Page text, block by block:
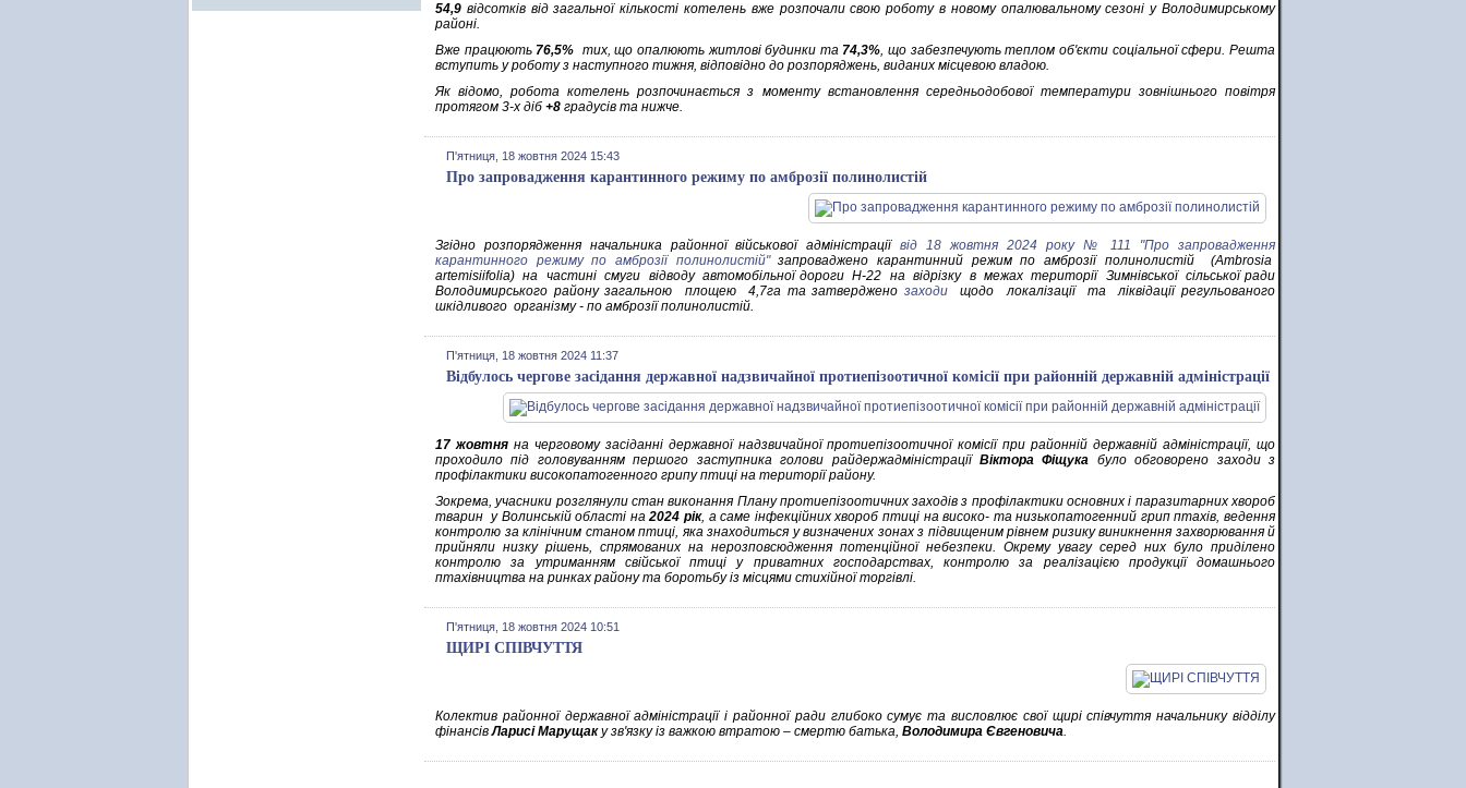
54,9 відсотків від загальної кількості котелень вже розпочали свою роботу в новому опалювальному сезоні у Володимирському
районі.
Вже працюють 76,5% тих, що опалюють житлові будинки та 74,3%, що забезпечують теплом об'єкти соціальної сфери. Решта
вступить у роботу з наступного тижня, відповідно до розпоряджень, виданих місцевою владою.
Як відомо, робота котелень розпочинається з моменту встановлення середньодобової температури зовнішнього повітря
протягом 3-х діб +8 градусів та нижче.
П'ятниця, 18 жовтня 2024 15:43
Про запровадження карантинного режиму по амброзiї полинолистiй
Згідно розпорядження начальника районної військової адміністраціївід 18 жовтня 2024 року № 111 "Про запровадження
карантинного режиму по амброзiї полинолистiй"запроваджено карантинний режим по амброзiї полинолистiй (Ambrosia
artemisiifolia) на частинi смуги вiдводу автомобiльної дороги Н-22 на вiдрiзку в межах територiї Зимнiвської сiльської ради
Володимирського району загальною площею 4,7га та затверджено заходи щодо локалiзацiї та лiквiдацiї регульованого
шкiдливого органiзму - по амброзії полинолистiй.
П'ятниця, 18 жовтня 2024 11:37
Відбулось чергове засідання державної надзвичайної протиепізоотичної комісії при районній державній адміністрації
17 жовтня на черговому засіданні державної надзвичайної протиепізоотичної комісії при районній державній адміністрації, що
проходило під головуванням першого заступника голови райдержадміністрації Віктора Фіщука було обговорено заходи з
профілактики високопатогенного грипу птиці на території району.
Зокрема, учасники розглянули стан виконання Плану протиепізоотичних заходів з профілактики основних і паразитарних хвороб
тварин у Волинській області на2024 рік, а саме інфекційних хвороб птиці на високо- та низькопатогенний грип птахів, ведення
контролю за клінічним станом птиці, яка знаходиться у визначених зонах з підвищеним рівнем ризику виникнення захворювання й
прийняли низку рішень, спрямованих на нерозповсюдження потенційної небезпеки. Окрему увагу серед них було приділено
контролю за утриманням свійської птиці у приватних господарствах, контролю за реалізацією продукції домашнього
птахівництва на ринках району та боротьбу із місцями стихійної торгівлі.
П'ятниця, 18 жовтня 2024 10:51
ЩИРІ СПІВЧУТТЯ
Колектив районної державної адміністрації і районної ради глибоко сумує та висловлює свої щирі співчуття начальнику відділу
фінансівЛарисі Марущаку зв'язку із важкою втратою – смертю батька, Володимира Євгеновича.